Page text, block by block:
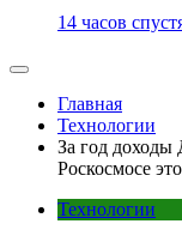
14 часов
Главная
Технологии
За год доходы
Роскосмосе
Технологии